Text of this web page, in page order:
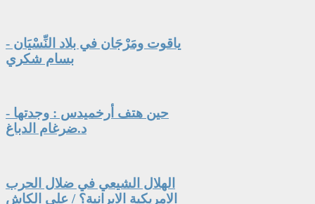
ياقوت ومَرْجَان في بلاد النِّسْيَان -
بسام شكري
حين هتف أرخميدس : وجدتها -
د.ضرغام الدباغ
الهلال الشيعي في ضلال الحرب
الامريكية الايرانية؟ / علي الكاش